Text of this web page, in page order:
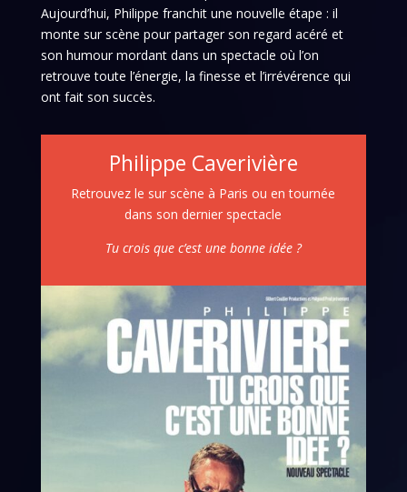
Aujourd’hui, Philippe franchit une nouvelle étape : il
monte sur scène pour partager son regard acéré et
son humour mordant dans un spectacle où l’on
retrouve toute l’énergie, la finesse et l’irrévérence qui
ont fait son succès.
Philippe Caverivière
Retrouvez le sur scène à Paris ou en tournée
dans son dernier spectacle
Tu crois que c’est une bonne idée ?